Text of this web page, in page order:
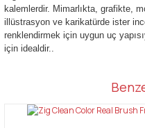
kalemlerdir. Mimarlıkta, grafikte,
illüstrasyon ve karikatürde ister
renklendirmek için uygun uç
için idealdir..
Bu ürüne
Bu ürünün fiyat bilgisi, resim,
tarafımıza iletebilirsiniz.